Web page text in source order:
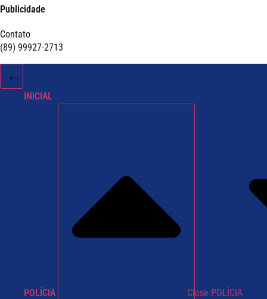
Publicidade
Contato
(89) 99927-2713
INICIAL
POLÍCIA Close POLÍCIA